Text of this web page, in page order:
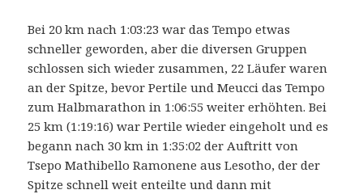
Bei 20 km nach 1:03:23 war das Tempo etwas
schneller geworden, aber die diversen Gruppen
schlossen sich wieder zusammen, 22 Läufer waren
an der Spitze, bevor Pertile und Meucci das Tempo
zum Halbmarathon in 1:06:55 weiter erhöhten. Bei
25 km (1:19:16) war Pertile wieder eingeholt und es
begann nach 30 km in 1:35:02 der Auftritt von
Tsepo Mathibello Ramonene aus Lesotho, der der
Spitze schnell weit enteilte und dann mit